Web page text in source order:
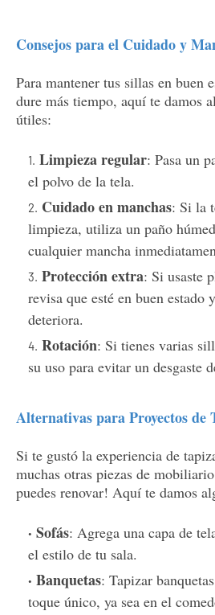
Consejos para el Cuidado y
Para mantener tus sillas en buen
dure más tiempo, aquí te damos
útiles:
Limpieza regular: Pasa un
el polvo de la tela.
Cuidado en manchas: Si la
limpieza, utiliza un paño
cualquier mancha
Protección extra: Si usaste
revisa que esté en buen estado
deteriora.
Rotación: Si tienes varias
su uso para evitar un desgaste
Alternativas para Proyectos
Si te gustó la experiencia de
muchas otras piezas de
puedes renovar! Aquí te damos
Sofás: Agrega una capa de
el estilo de tu sala.
Banquetas: Tapizar
toque único, ya sea en el